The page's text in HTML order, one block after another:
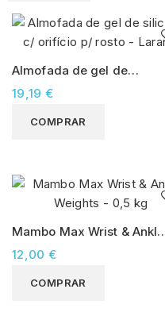
Almofada de gel de
silicone c/ orifício p/ rosto
19,19 €
COMPRAR
Mambo Max Wrist & Ankle
Weights - 0,5 kg
12,00 €
COMPRAR